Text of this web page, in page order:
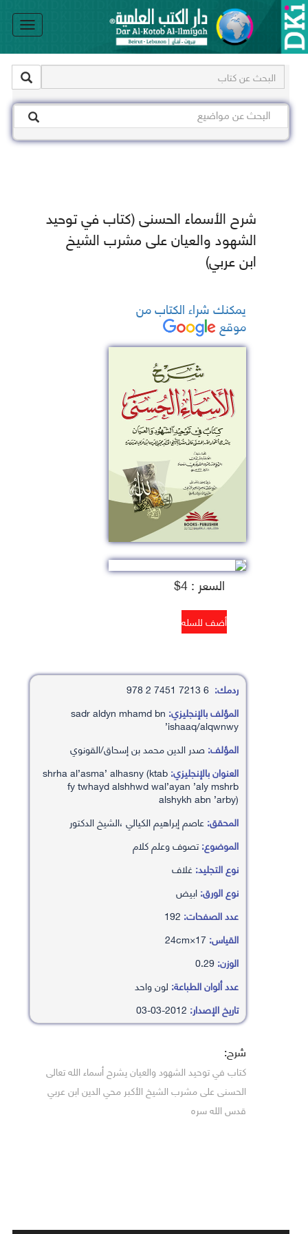
شرح الأسماء الحسنى (كتاب في توحيد
الشهود والعيان على مشرب الشيخ
ابن عربي)
يمكنك شراء الكتاب من
موقع
السعر : 4$
ردمك:
المؤلف بالإنجليزي: sadr aldyn mhamd bn
’ishaaq/alqwnwy
المؤلف:صدر الدين محمد بن إسحاق/القونوي
العنوان بالإنجليزي:shrha al’asma’ alhasny (ktab
fy twhayd alshhwd wal’ayan ’aly mshrb
alshykh abn ’arby)
المحقق:عاصم إبراهيم الكيالي ،الشيخ الدكتور
الموضوع:تصوف وعلم كلام
نوع التجليد:غلاف
نوع الورق:ابيض
عدد الصفحات:
القياس:
الوزن:
عدد ألوان الطباعة: لون واحد
تاريخ الإصدار:
شرح:
كتاب في توحيد الشهود والعيان يشرح أسماء الله تعالى
الحسنى على مشرب الشيخ الأكبر محي الدين ابن عربي
قدس الله سره